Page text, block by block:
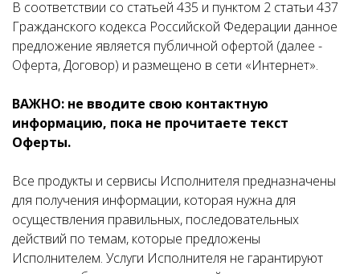
В соответствии со статьей 435 и пунктом 2 статьи 437
Гражданского кодекса Российской Федерации данное
предложение является публичной офертой (далее -
Оферта, Договор) и размещено в сети «Интернет».
ВАЖНО: не вводите свою контактную
информацию, пока не прочитаете текст
Оферты.
Все продукты и сервисы Исполнителя предназначены
для получения информации, которая нужна для
осуществления правильных, последовательных
действий по темам, которые предложены
Исполнителем. Услуги Исполнителя не гарантируют